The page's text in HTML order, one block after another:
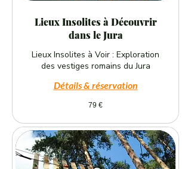
Lieux Insolites à Découvrir
dans le Jura
Lieux Insolites à Voir : Exploration
des vestiges romains du Jura
Détails & réservation
79 €